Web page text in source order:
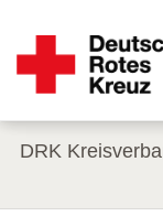
DRK